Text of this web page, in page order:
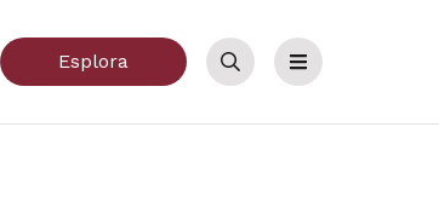
Esplora
Cerca Menu